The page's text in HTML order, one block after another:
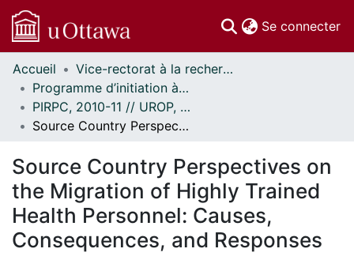
Se connecter
Communautés
et collections
Parcourir
Statistiques
À propos
Accueil
Vice-rectorat à la recherche // Office of the V-P, Research
Programme d’initiation à la recherche au premier cycle (PIRPC) // Undergraduate Research Opportunity Program (UROP)
PIRPC, 2010-11 // UROP, 2010-11
Source Country Perspectives on the Migration of Highly Trained Health Personnel: Causes, Consequences, and Responses
Source Country Perspectives on
the Migration of Highly Trained
Health Personnel: Causes,
Consequences, and Responses